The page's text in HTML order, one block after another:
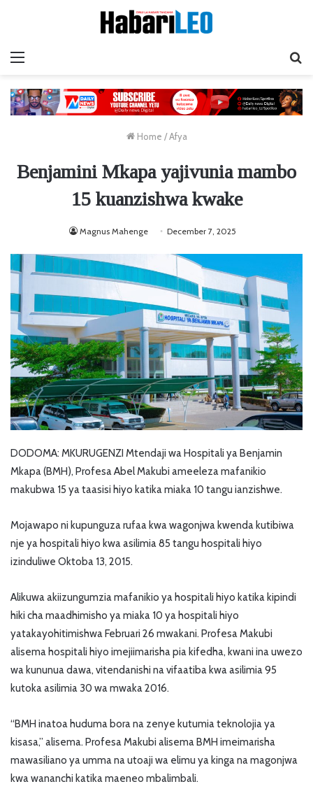
Home / Afya
Benjamini Mkapa yajivunia mambo
15 kuanzishwa kwake
Magnus Mahenge December 7, 2025
DODOMA: MKURUGENZI Mtendaji wa Hospitali ya Benjamin
Mkapa (BMH), Profesa Abel Makubi ameeleza mafanikio
makubwa 15 ya taasisi hiyo katika miaka 10 tangu ianzishwe.
Mojawapo ni kupunguza rufaa kwa wagonjwa kwenda kutibiwa
nje ya hospitali hiyo kwa asilimia 85 tangu hospitali hiyo
izinduliwe Oktoba 13, 2015.
Alikuwa akiizungumzia mafanikio ya hospitali hiyo katika kipindi
hiki cha maadhimisho ya miaka 10 ya hospitali hiyo
yatakayohitimishwa Februari 26 mwakani. Profesa Makubi
alisema hospitali hiyo imejiimarisha pia kifedha, kwani ina uwezo
wa kununua dawa, vitendanishi na vifaatiba kwa asilimia 95
kutoka asilimia 30 wa mwaka 2016.
“BMH inatoa huduma bora na zenye kutumia teknolojia ya
kisasa,” alisema. Profesa Makubi alisema BMH imeimarisha
mawasiliano ya umma na utoaji wa elimu ya kinga na magonjwa
kwa wananchi katika maeneo mbalimbali.